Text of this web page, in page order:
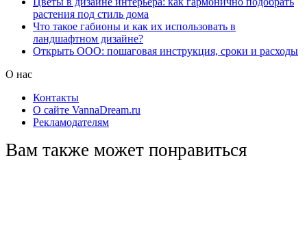
растения под стиль дома
Что такое габионы и как их использовать в
ландшафтном дизайне?
Открыть ООО: пошаговая инструкция, сроки и расходы
О нас
Контакты
О сайте VannaDream.ru
Рекламодателям
Вам также может понравиться